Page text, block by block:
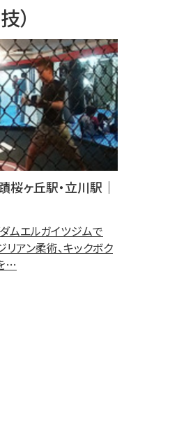
）
桜ヶ丘駅・立川駅｜
ムエルガイツジムで
アン柔術、キックボク
…